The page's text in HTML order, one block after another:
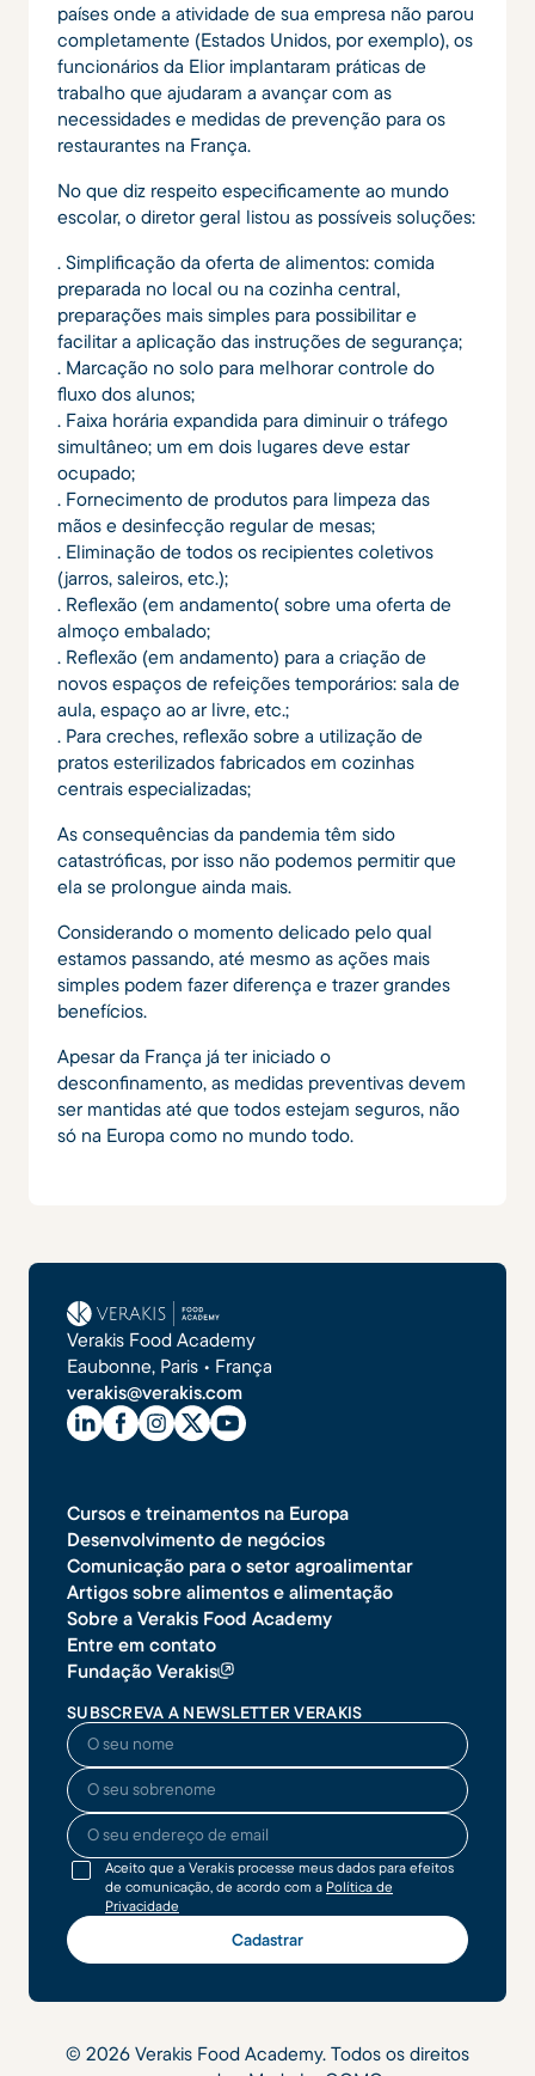
países onde a atividade de sua empresa não parou
completamente (Estados Unidos, por exemplo), os
funcionários da Elior implantaram práticas de
trabalho que ajudaram a avançar com as
necessidades e medidas de prevenção para os
restaurantes na França.
No que diz respeito especificamente ao mundo
escolar, o diretor geral listou as possíveis soluções:
. Simplificação da oferta de alimentos: comida
preparada no local ou na cozinha central,
preparações mais simples para possibilitar e
facilitar a aplicação das instruções de segurança;
. Marcação no solo para melhorar controle do
fluxo dos alunos;
. Faixa horária expandida para diminuir o tráfego
simultâneo; um em dois lugares deve estar
ocupado;
. Fornecimento de produtos para limpeza das
mãos e desinfecção regular de mesas;
. Eliminação de todos os recipientes coletivos
(jarros, saleiros, etc.);
. Reflexão (em andamento( sobre uma oferta de
almoço embalado;
. Reflexão (em andamento) para a criação de
novos espaços de refeições temporários: sala de
aula, espaço ao ar livre, etc.;
. Para creches, reflexão sobre a utilização de
pratos esterilizados fabricados em cozinhas
centrais especializadas;
As consequências da pandemia têm sido
catastróficas, por isso não podemos permitir que
ela se prolongue ainda mais.
Considerando o momento delicado pelo qual
estamos passando, até mesmo as ações mais
simples podem fazer diferença e trazer grandes
benefícios.
Apesar da França já ter iniciado o
desconfinamento, as medidas preventivas devem
ser mantidas até que todos estejam seguros, não
só na Europa como no mundo todo.
Verakis Food Academy
Eaubonne, Paris • França
verakis@verakis.com
Cursos e treinamentos na Europa
Desenvolvimento de negócios
Comunicação para o setor agroalimentar
Artigos sobre alimentos e alimentação
Sobre a Verakis Food Academy
Entre em contato
Fundação Verakis
SUBSCREVA A NEWSLETTER VERAKIS
O seu nome
O seu sobrenome
O seu endereço de email
Aceito que a Verakis processe meus dados para efeitos
de comunicação, de acordo com a Política de
Privacidade
© 2026 Verakis Food Academy. Todos os direitos